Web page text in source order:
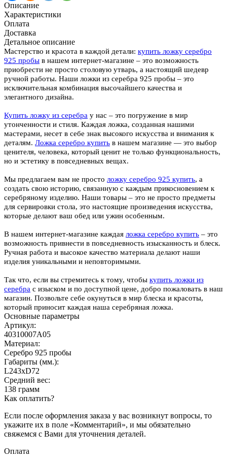
Описание
Характеристики
Оплата
Доставка
Детальное описание
Мастерство и красота в каждой детали: купить ложку серебро
925 пробы в нашем интернет-магазине – это возможность
приобрести не просто столовую утварь, а настоящий шедевр
ручной работы. Наши ложки из серебра 925 пробы – это
исключительная комбинация высочайшего качества и
элегантного дизайна.
Купить ложку из серебра у нас – это погружение в мир
утонченности и стиля. Каждая ложка, созданная нашими
мастерами, несет в себе знак высокого искусства и внимания к
деталям. Ложка серебро купить в нашем магазине — это выбор
ценителя, человека, который ценит не только функциональность,
но и эстетику в повседневных вещах.
Мы предлагаем вам не просто ложку серебро 925 купить, а
создать свою историю, связанную с каждым прикосновением к
серебряному изделию. Наши товары – это не просто предметы
для сервировки стола, это настоящие произведения искусства,
которые делают ваш обед или ужин особенным.
В нашем интернет-магазине каждая ложка серебро купить – это
возможность привнести в повседневность изысканность и блеск.
Ручная работа и высокое качество материала делают наши
изделия уникальными и неповторимыми.
Так что, если вы стремитесь к тому, чтобы купить ложки из
серебра с изыском и по доступной цене, добро пожаловать в наш
магазин. Позвольте себе окунуться в мир блеска и красоты,
который приносит каждая наша серебряная ложка.
Основные параметры
Артикул:
40310007А05
Материал:
Серебро 925 пробы
Габариты (мм.):
L243хD72
Средний вес:
138 грамм
Как оплатить?
Если после оформления заказа у вас возникнут вопросы, то
укажите их в поле «Комментарий», и мы обязательно
свяжемся с Вами для уточнения деталей.
Оплата